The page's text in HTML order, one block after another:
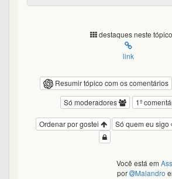
destaques neste tópico
link
Resumir tópico com os comentários
1º
Só moderadores
Só quem eu sigo
Ordenar por gostei
Você está em
por
Malandro